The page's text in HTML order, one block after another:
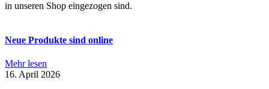
in unseren Shop eingezogen sind.
Neue Produkte sind online
Mehr lesen
16. April 2026